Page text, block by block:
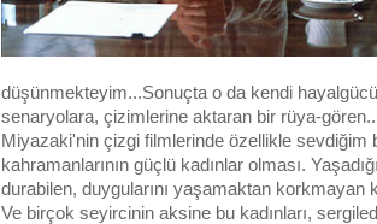
düşünmekteyim...Sonuçta o da kendi
senaryolara, çizimlerine aktaran bir rüya-
Miyazaki'nin çizgi filmlerinde özellikle
kahramanlarının güçlü kadınlar olması.
durabilen, duygularını yaşamaktan korkmayan
Ve birçok seyircinin aksine bu kadınları,